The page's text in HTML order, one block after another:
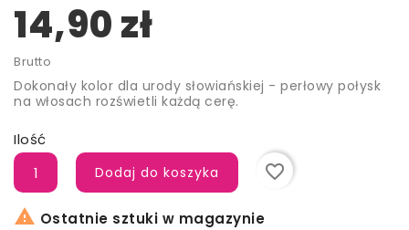
14,90 zł
Brutto
Dokonały kolor dla urody słowiańskiej - perłowy połysk
na włosach rozświetli każdą cerę.
Ilość
Dodaj do koszyka favorite_border
 Ostatnie sztuki w magazynie